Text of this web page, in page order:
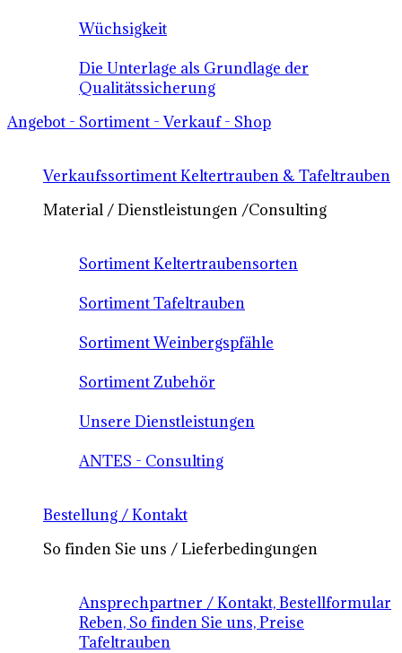
Wüchsigkeit
Die Unterlage als Grundlage der
Qualitätssicherung
Angebot - Sortiment - Verkauf - Shop
Verkaufssortiment Keltertrauben & Tafeltrauben
Material / Dienstleistungen /Consulting
Sortiment Keltertraubensorten
Sortiment Tafeltrauben
Sortiment Weinbergspfähle
Sortiment Zubehör
Unsere Dienstleistungen
ANTES - Consulting
Bestellung / Kontakt
So finden Sie uns / Lieferbedingungen
Ansprechpartner / Kontakt, Bestellformular
Reben, So finden Sie uns, Preise
Tafeltrauben